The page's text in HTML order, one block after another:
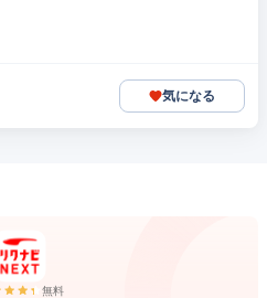
気になる
無料